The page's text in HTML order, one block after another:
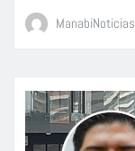
ManabiNoticias